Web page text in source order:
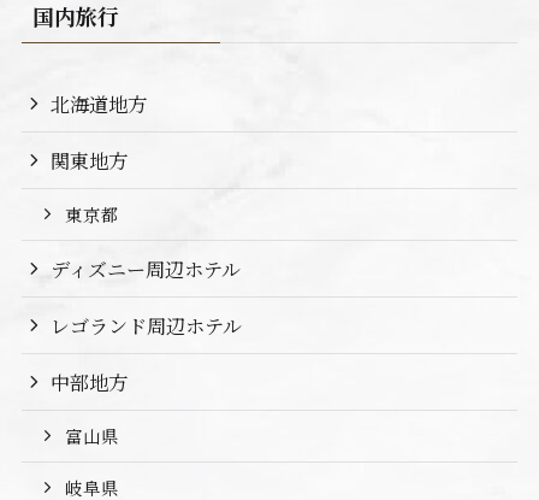
国内旅行
北海道地方
関東地方
東京都
ディズニー周辺ホテル
レゴランド周辺ホテル
中部地方
富山県
岐阜県